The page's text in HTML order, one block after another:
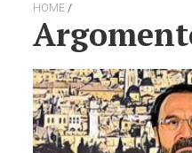
HOME /